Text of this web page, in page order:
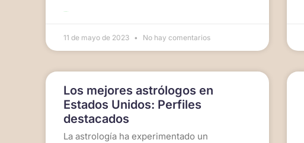
11 de mayo de 2023 No hay comentarios
Los mejores astrólogos en
Estados Unidos: Perfiles
destacados
La astrología ha experimentado un